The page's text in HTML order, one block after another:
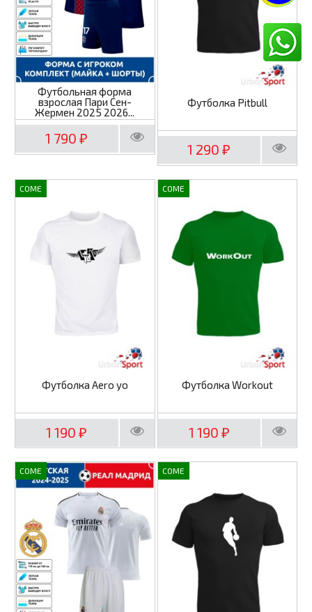
Футбольная форма
взрослая Пари Сен-
Жермен 2025 2026...
1 790₽
Футболка Pitbull
1 290₽
COME
Футболка Aero yo
1 190₽
COME
Футболка Workout
1 190 ₽
COME COME